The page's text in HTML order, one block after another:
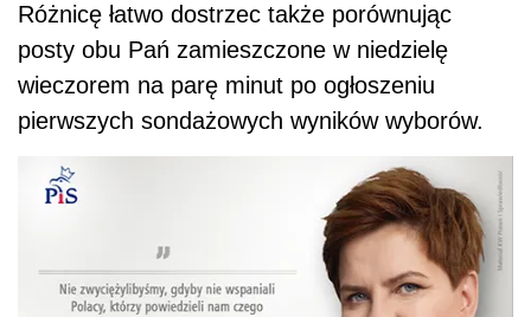
Różnicę łatwo dostrzec także porównując
posty obu Pań zamieszczone w niedzielę
wieczorem na parę minut po ogłoszeniu
pierwszych sondażowych wyników wyborów.